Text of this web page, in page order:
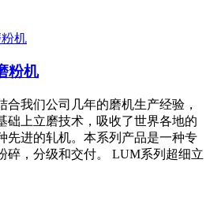
粉机
合我们公司几年的磨机生产经验，
础上立磨技术，吸收了世界各地的
先进的轧机。本系列产品是一种专
碎，分级和交付。 LUM系列超细立